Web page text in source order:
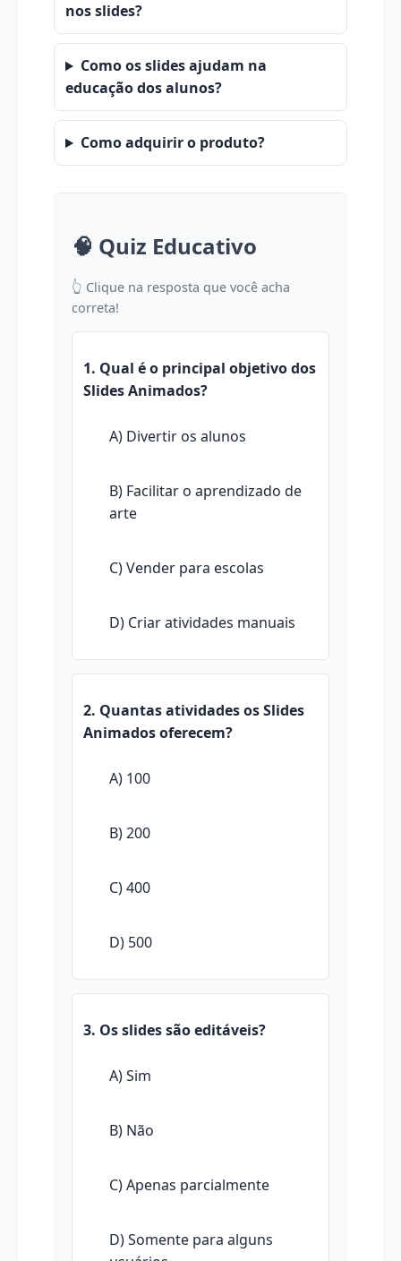
nos slides?
Como os slides ajudam na
educação dos alunos?
Como adquirir o produto?
🧠 Quiz Educativo
👆 Clique na resposta que você acha
correta!
1. Qual é o principal objetivo dos
Slides Animados?
A) Divertir os alunos
B) Facilitar o aprendizado de
arte
C) Vender para escolas
D) Criar atividades manuais
2. Quantas atividades os Slides
Animados oferecem?
A) 100
B) 200
C) 400
D) 500
3. Os slides são editáveis?
A) Sim
B) Não
C) Apenas parcialmente
D) Somente para alguns